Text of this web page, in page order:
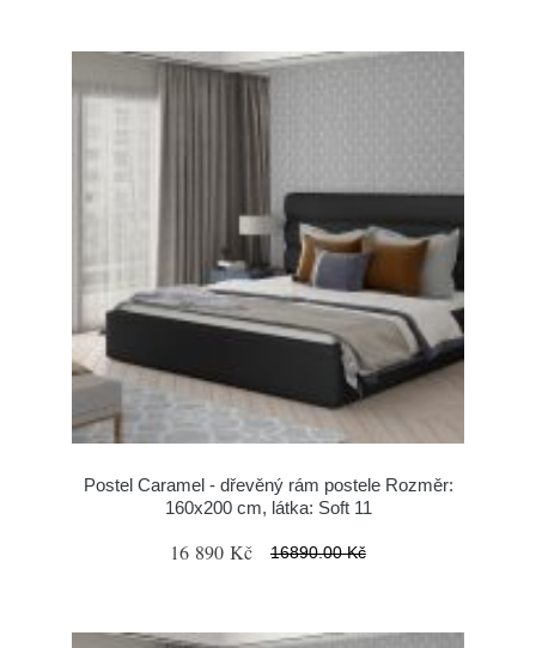
Postel Caramel - dřevěný rám postele Rozměr:
160x200 cm, látka: Soft 11
16 890 Kč 16890.00 Kč